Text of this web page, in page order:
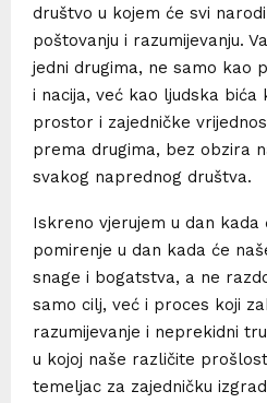
društvo u kojem će svi
poštovanju i razumijevanju.
jedni drugima, ne samo kao
i nacija, već kao ljudska bića
prostor i zajedničke
prema drugima, bez obzira
svakog naprednog društva.
Iskreno vjerujem u dan kada
pomirenje u dan kada će
snage i bogatstva, a ne
samo cilj, već i proces koji
razumijevanje i neprekidni
u kojoj naše različite
temeljac za zajedničku